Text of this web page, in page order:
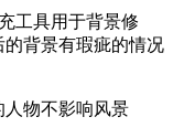
工具用于背景修
背景有瑕疵的情况